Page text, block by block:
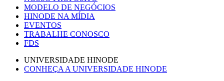
MODELO DE NEGÓCIOS
HINODE NA MÍDIA
EVENTOS
TRABALHE CONOSCO
FDS
UNIVERSIDADE HINODE
CONHEÇA A UNIVERSIDADE HINODE